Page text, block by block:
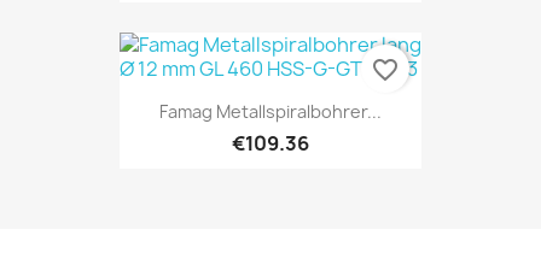
Famag Metallspiralbohrer...
€109.36
favorite_border